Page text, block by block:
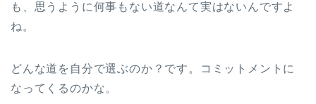
も、思うように何事もない道なんて実はないんですよ
ね。
どんな道を自分で選ぶのか？です。コミットメントに
なってくるのかな。